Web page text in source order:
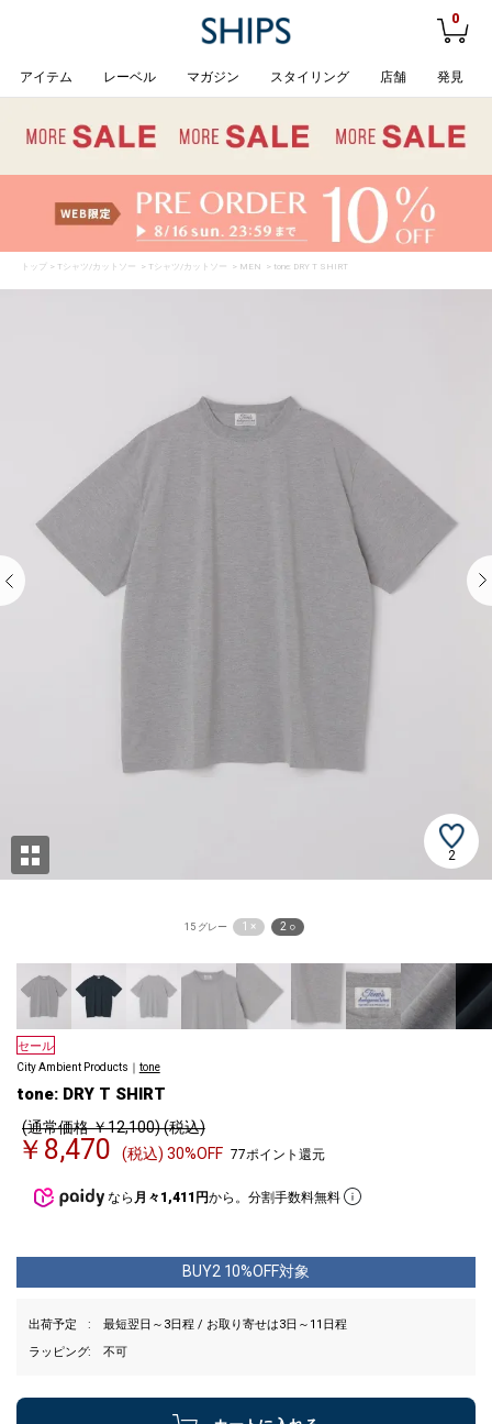
0
アイテム レーベル マガジン スタイリング 店舗 発見
トップ > Tシャツ/カットソー > Tシャツ/カットソー > MEN > tone: DRY T SHIRT
2
15 グレー 1 × 2 ○
セール
City Ambient Products｜ tone
tone: DRY T SHIRT
(通常価格 ￥12,100) (税込)
￥8,470 (税込) 30%OFF 77ポイント還元
なら 月々1,411円から。分割手数料無料
BUY2 10%OFF対象
出荷予定
最短翌日～3日程 / お取り寄せは3日～11日程
ラッピング
不可